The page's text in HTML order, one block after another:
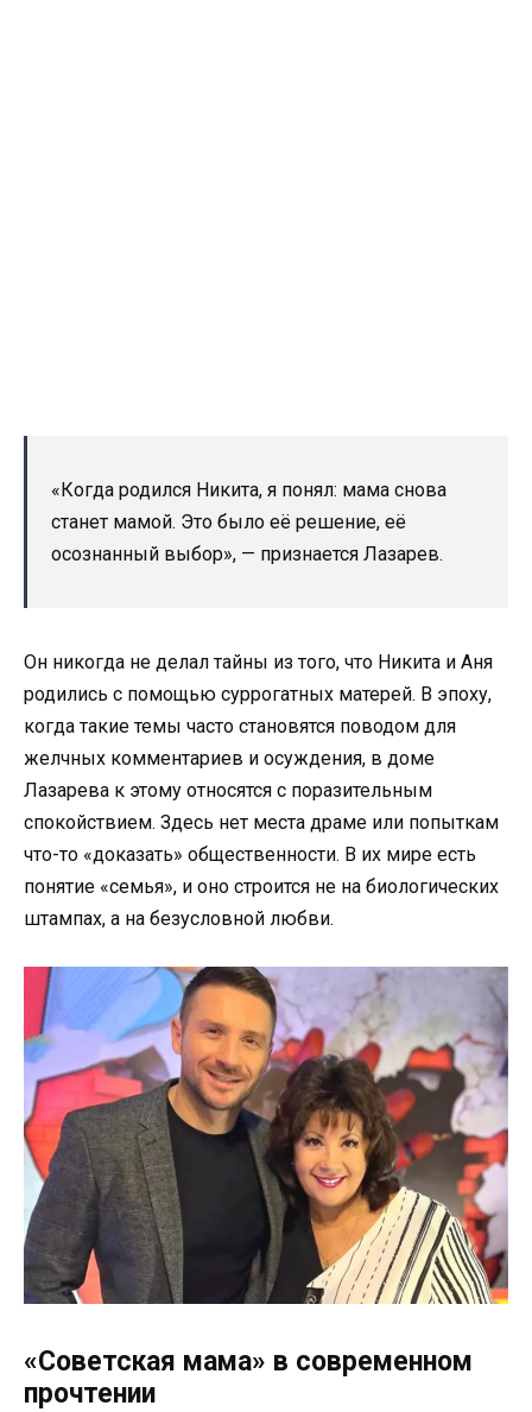
«Когда родился Никита, я понял: мама снова
станет мамой. Это было её решение, её
осознанный выбор», — признается Лазарев.
Он никогда не делал тайны из того, что Никита и Аня
родились с помощью суррогатных матерей. В эпоху,
когда такие темы часто становятся поводом для
желчных комментариев и осуждения, в доме
Лазарева к этому относятся с поразительным
спокойствием. Здесь нет места драме или попыткам
что-то «доказать» общественности. В их мире есть
понятие «семья», и оно строится не на биологических
штампах, а на безусловной любви.
«Советская мама» в современном
прочтении